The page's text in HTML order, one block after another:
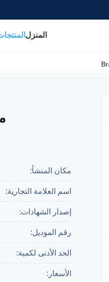
المنزل
مكان المنشأ:
اسم العلامة التجارية:
إصدار الشهادات:
رقم الموديل:
الحد الأدنى لكمية:
الأسعار: